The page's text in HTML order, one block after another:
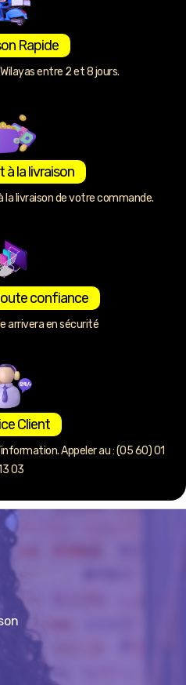
Rapide
entre 2 et 8 jours.
à la livraison
livraison de votre commande.
confiance
arrivera en sécurité
Client
Appeler au : (05 60) 01
03